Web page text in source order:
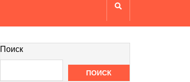
Поиск
ПОИСК